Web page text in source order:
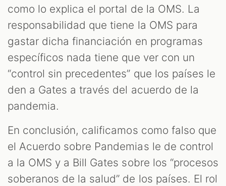
como lo explica el portal de la OMS. La
responsabilidad que tiene la OMS para
gastar dicha financiación en programas
específicos nada tiene que ver con un
“control sin precedentes” que los países le
den a Gates a través del acuerdo de la
pandemia.
En conclusión, calificamos como falso que
el Acuerdo sobre Pandemias le de control
a la OMS y a Bill Gates sobre los “procesos
soberanos de la salud” de los países. El rol